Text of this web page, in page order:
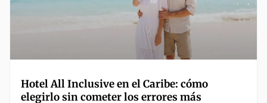
Hotel All Inclusive en el Caribe: cómo
elegirlo sin cometer los errores más